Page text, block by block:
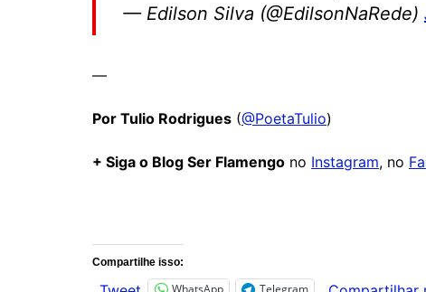
— Edilson Silva (@EdilsonNaRede)
—
Por Tulio Rodrigues (@PoetaTulio)
+ Siga o Blog Ser Flamengo no Instagram, no
Compartilhe isso:
WhatsApp Telegram